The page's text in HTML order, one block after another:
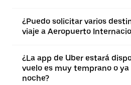
¿Puedo solicitar varios
viaje a Aeropuerto
¿La app de Uber estará
vuelo es muy temprano o
noche?